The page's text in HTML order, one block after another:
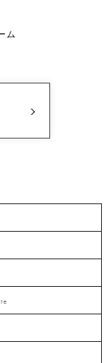
ム